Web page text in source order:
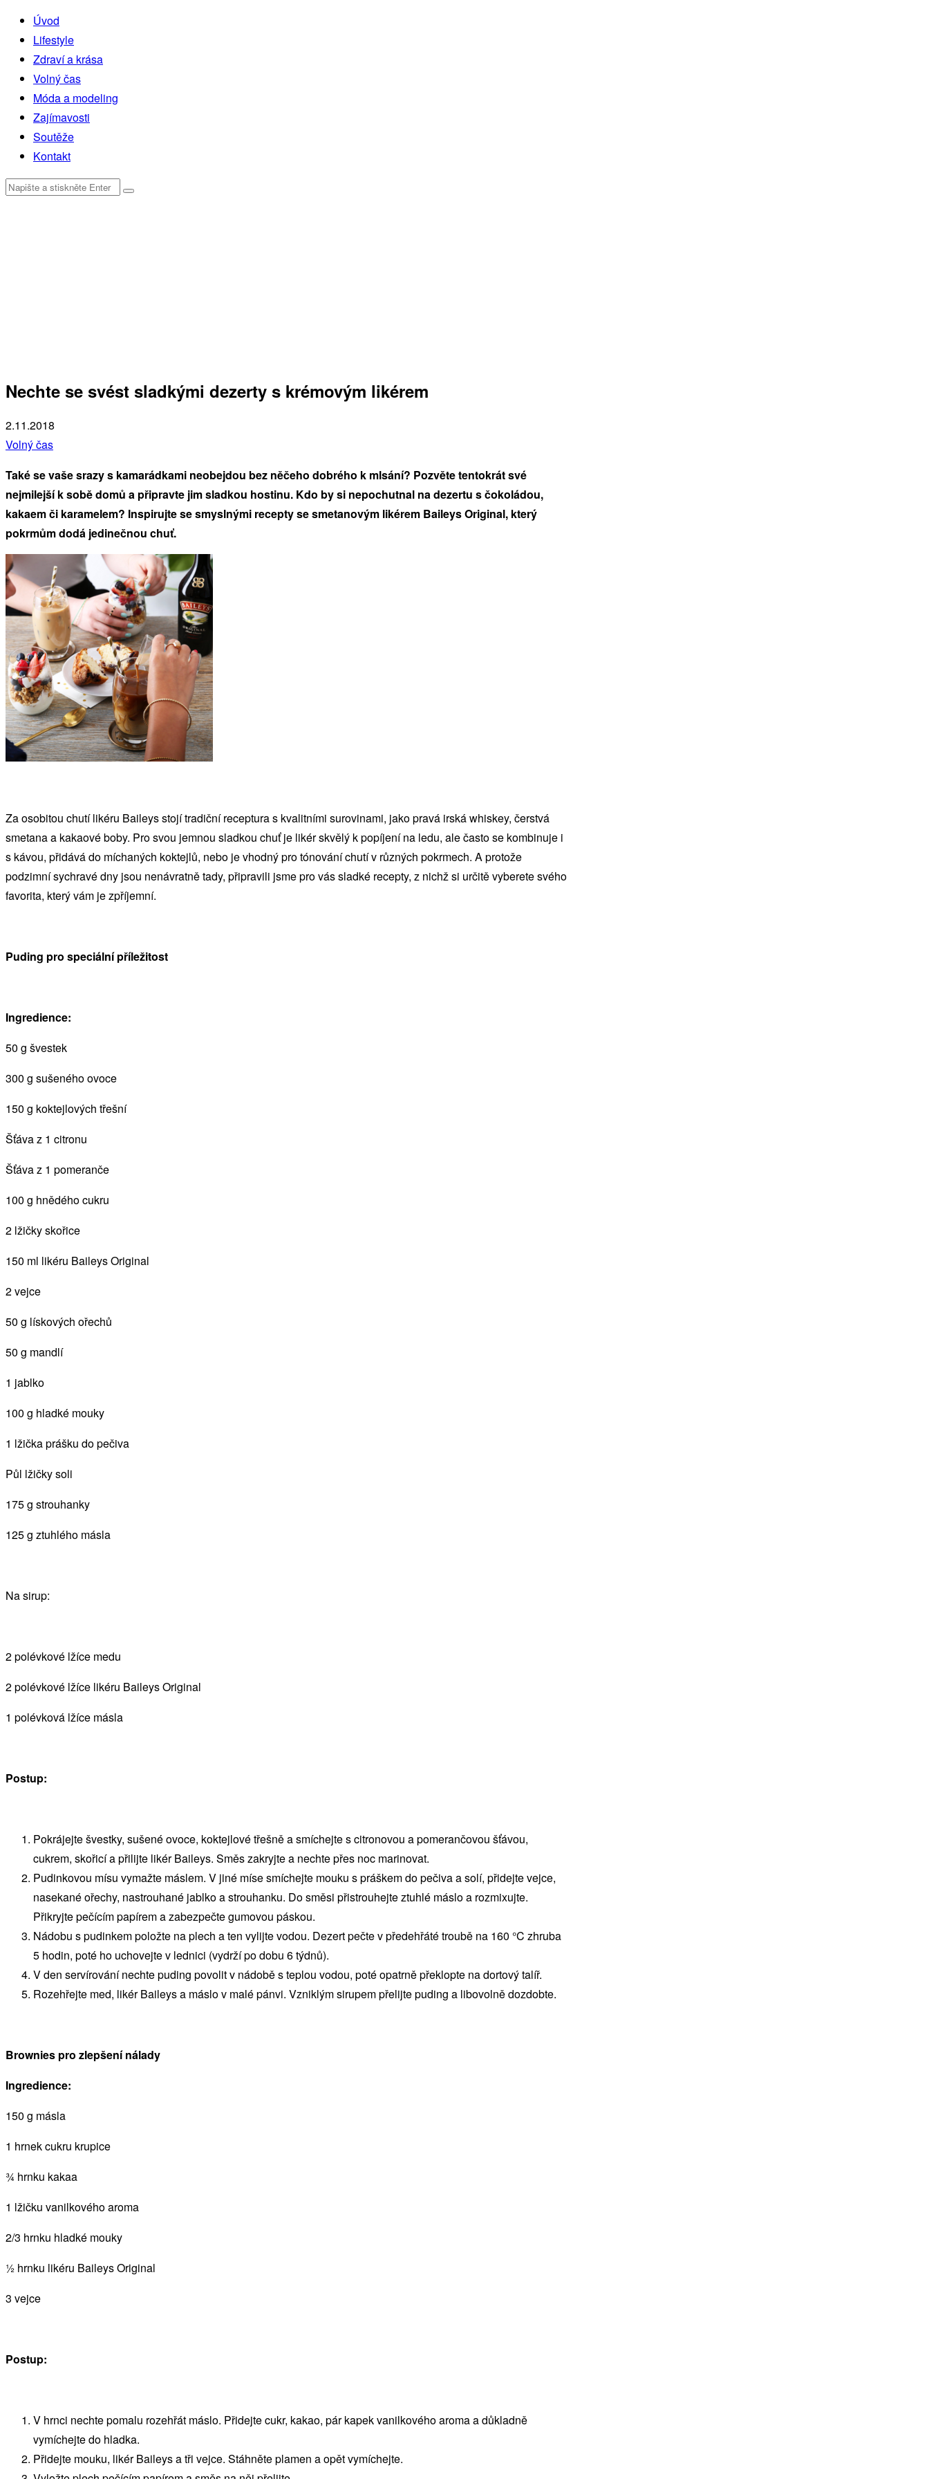
Úvod
Lifestyle
Zdraví a krása
Volný čas
Móda a modeling
Zajímavosti
Soutěže
Kontakt
Nechte se svést sladkými dezerty s krémovým likérem
2.11.2018
Volný čas
Také se vaše srazy s kamarádkami neobejdou bez něčeho dobrého k mlsání? Pozvěte tentokrát své
nejmilejší k sobě domů a připravte jim sladkou hostinu. Kdo by si nepochutnal na dezertu s čokoládou,
kakaem či karamelem? Inspirujte se smyslnými recepty se smetanovým likérem Baileys Original, který
pokrmům dodá jedinečnou chuť.
Za osobitou chutí likéru Baileys stojí tradiční receptura s kvalitními surovinami, jako pravá irská whiskey, čerstvá
smetana a kakaové boby. Pro svou jemnou sladkou chuť je likér skvělý k popíjení na ledu, ale často se kombinuje i
s kávou, přidává do míchaných koktejlů, nebo je vhodný pro tónování chutí v různých pokrmech. A protože
podzimní sychravé dny jsou nenávratně tady, připravili jsme pro vás sladké recepty, z nichž si určitě vyberete svého
favorita, který vám je zpříjemní.
Puding pro speciální příležitost
Ingredience:
50 g švestek
300 g sušeného ovoce
150 g koktejlových třešní
Šťáva z 1 citronu
Šťáva z 1 pomeranče
100 g hnědého cukru
2 lžičky skořice
150 ml likéru Baileys Original
2 vejce
50 g lískových ořechů
50 g mandlí
1 jablko
100 g hladké mouky
1 lžička prášku do pečiva
Půl lžičky soli
175 g strouhanky
125 g ztuhlého másla
Na sirup:
2 polévkové lžíce medu
2 polévkové lžíce likéru Baileys Original
1 polévková lžíce másla
Postup:
Pokrájejte švestky, sušené ovoce, koktejlové třešně a smíchejte s citronovou a pomerančovou šťávou,
cukrem, skořicí a přilijte likér Baileys. Směs zakryjte a nechte přes noc marinovat.
Pudinkovou mísu vymažte máslem. V jiné míse smíchejte mouku s práškem do pečiva a solí, přidejte vejce,
nasekané ořechy, nastrouhané jablko a strouhanku. Do směsi přistrouhejte ztuhlé máslo a rozmixujte.
Přikryjte pečícím papírem a zabezpečte gumovou páskou.
Nádobu s pudinkem položte na plech a ten vylijte vodou. Dezert pečte v předehřáté troubě na 160 °C zhruba
5 hodin, poté ho uchovejte v lednici (vydrží po dobu 6 týdnů).
V den servírování nechte puding povolit v nádobě s teplou vodou, poté opatrně překlopte na dortový talíř.
Rozehřejte med, likér Baileys a máslo v malé pánvi. Vzniklým sirupem přelijte puding a libovolně dozdobte.
Brownies pro zlepšení nálady
Ingredience:
150 g másla
1 hrnek cukru krupice
¾ hrnku kakaa
1 lžičku vanilkového aroma
2/3 hrnku hladké mouky
½ hrnku likéru Baileys Original
3 vejce
Postup:
V hrnci nechte pomalu rozehřát máslo. Přidejte cukr, kakao, pár kapek vanilkového aroma a důkladně
vymíchejte do hladka.
Přidejte mouku, likér Baileys a tři vejce. Stáhněte plamen a opět vymíchejte.